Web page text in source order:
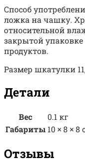
Способ
ложка на чашку.
относительной
закрытой
продуктов.
Размер шкатулки
Детали
Вес
0.1 кг
Габариты 10 × 8 × 8
Отзывы